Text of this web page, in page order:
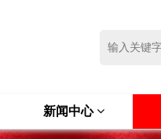
新闻中心